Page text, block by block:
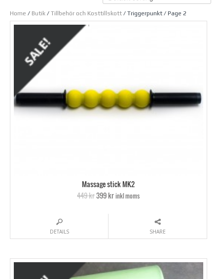
Home / Butik / Tillbehör och Kosttillskott / Triggerpunkt / Page 2
Massage stick MK2
449 kr399 krinkl moms
DETAILS SHARE